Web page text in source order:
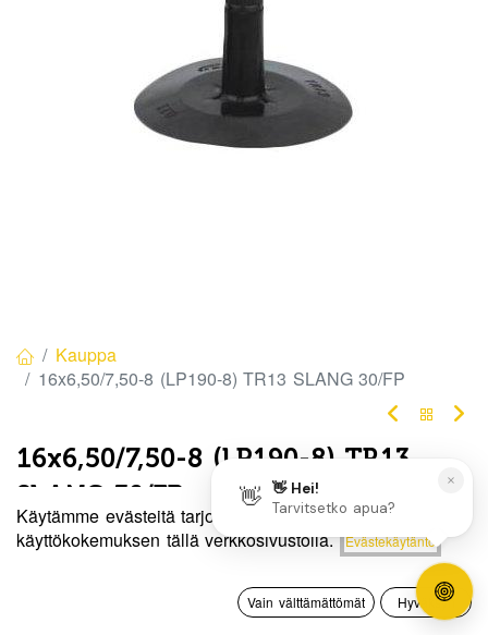
Hinta:
Lisää ostoskoriin
0
Toivelista Tili
Kauppa
16x6,50/7,50-8 (LP190-8) TR13 SLANG 30/FP
16x6,50/7,50-8 (LP190-8) TR13
SLANG 30/FP
Tuotekoodi:9540
Käytämme evästeitä tarjotaksemme sinulle paremman
käyttökokemuksen tällä verkkosivustolla.
Evästekäytäntö
Vain välttämättömät Hyväksyn